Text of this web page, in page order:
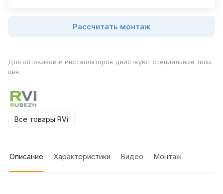
Рассчитать монтаж
Для оптовиков и инсталляторов действуют специальные типы
цен.
Все товары RVi
Описание Характеристики Видео Монтаж